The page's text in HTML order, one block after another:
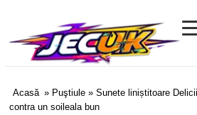
Acasă » Puştiule » Sunete liniștitoare
contra un soileala bun